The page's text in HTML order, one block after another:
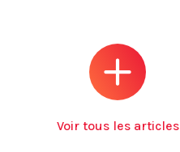
Voir tous les articles